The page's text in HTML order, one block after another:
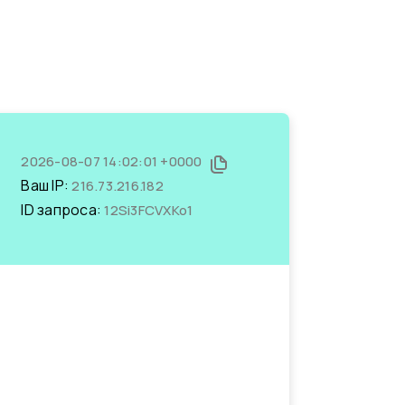
2026-08-07 14:02:01 +0000
Ваш IP:216.73.216.182
ID запроса:12Si3FCVXKo1